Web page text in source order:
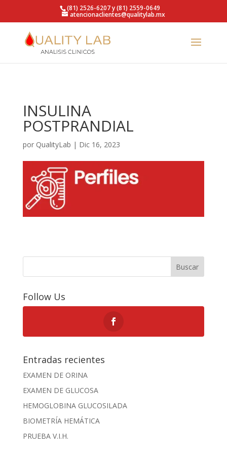
https://qualitylab.mx/(81) 2526-6207 y (81) 2559-0649
atencionaclientes@qualitylab.mx
INSULINA
POSTPRANDIAL
por QualityLab | Dic 16, 2023
Buscar
Follow Us
Entradas recientes
EXAMEN DE ORINA
EXAMEN DE GLUCOSA
HEMOGLOBINA GLUCOSILADA
BIOMETRÍA HEMÁTICA
PRUEBA V.I.H.